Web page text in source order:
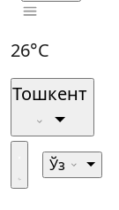
26°C
Тошкент
Ўз